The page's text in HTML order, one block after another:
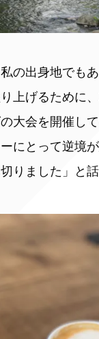
の出身地でも
上げるために
大会を開催し
にとって逆境
りました」と話